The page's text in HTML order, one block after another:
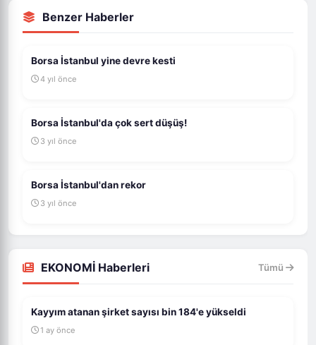
Benzer Haberler
Borsa İstanbul yine devre kesti
4 yıl önce
Borsa İstanbul'da çok sert düşüş!
3 yıl önce
Borsa İstanbul'dan rekor
3 yıl önce
EKONOMİ Haberleri Tümü
Kayyım atanan şirket sayısı bin 184'e yükseldi
1 ay önce